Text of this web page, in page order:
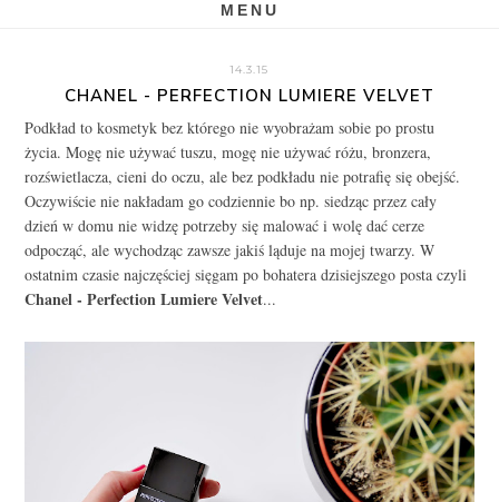
MENU
14.3.15
CHANEL - PERFECTION LUMIERE VELVET
Podkład to kosmetyk bez którego nie wyobrażam sobie po prostu
życia. Mogę nie używać tuszu, mogę nie używać różu, bronzera,
rozświetlacza, cieni do oczu, ale bez podkładu nie potrafię się obejść.
Oczywiście nie nakładam go codziennie bo np. siedząc przez cały
dzień w domu nie widzę potrzeby się malować i wolę dać cerze
odpocząć, ale wychodząc zawsze jakiś ląduje na mojej twarzy. W
ostatnim czasie najczęściej sięgam po bohatera dzisiejszego posta czyli
Chanel - Perfection Lumiere Velvet...